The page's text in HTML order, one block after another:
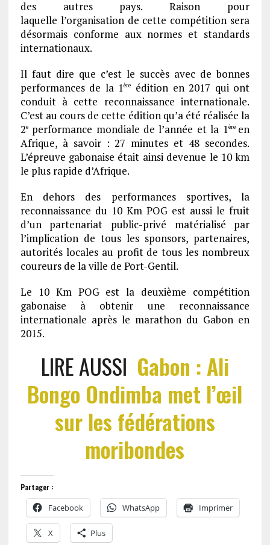
des autres pays. Raison pour
laquelle l’organisation de cette compétition sera
désormais conforme aux normes et standards
internationaux.
Il faut dire que c’est le succès avec de bonnes
performances de la 1ère
édition en 2017 qui ont
conduit à cette reconnaissance internationale.
C’est au cours de cette édition qu’a été réalisée la
2eperformance mondiale de l’année et la 1ère en
Afrique, à savoir : 27 minutes et 48 secondes.
L’épreuve gabonaise était ainsi devenue le 10 km
le plus rapide d’Afrique.
En dehors des performances sportives, la
reconnaissance du 10 Km POG est aussi le fruit
d’un partenariat public-privé matérialisé par
l’implication de tous les sponsors, partenaires,
autorités locales au profit de tous les nombreux
coureurs de la ville de Port-Gentil.
Le 10 Km POG est la deuxième compétition
gabonaise à obtenir une reconnaissance
internationale après le marathon du Gabon en
2015.
LIRE AUSSI Gabon : Ali
Bongo Ondimba met l’œil
sur les fédérations
moribondes
Partager :
Facebook WhatsApp Imprimer
X Plus